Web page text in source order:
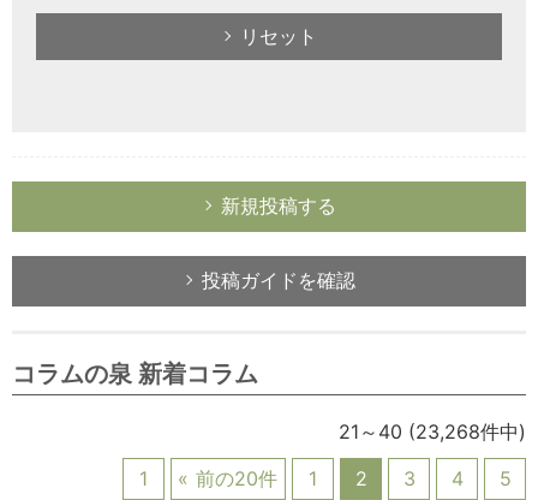
リセット
新規投稿する
投稿ガイドを確認
コラムの泉 新着コラム
21～40 (23,268件中)
1
前の20件 1 2 3 4 5